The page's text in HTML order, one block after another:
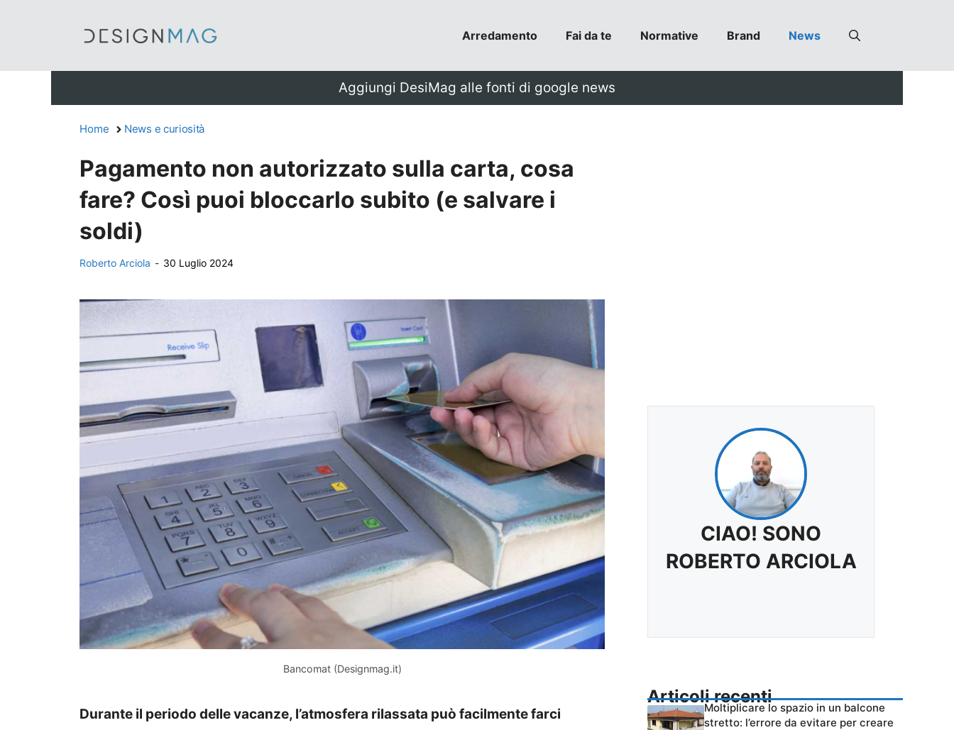
Arredamento Fai da te Normative Brand News
Aggiungi DesiMag alle fonti di google news
Home News e curiosità
Pagamento non autorizzato sulla carta, cosa
fare? Così puoi bloccarlo subito (e salvare i
soldi)
Roberto Arciola - 30 Luglio 2024
Bancomat (Designmag.it)
Durante il periodo delle vacanze, l’atmosfera rilassata può facilmente farci
CIAO! SONO
ROBERTO ARCIOLA
Articoli recenti
Moltiplicare lo spazio in un balcone
stretto: l’errore da evitare per creare